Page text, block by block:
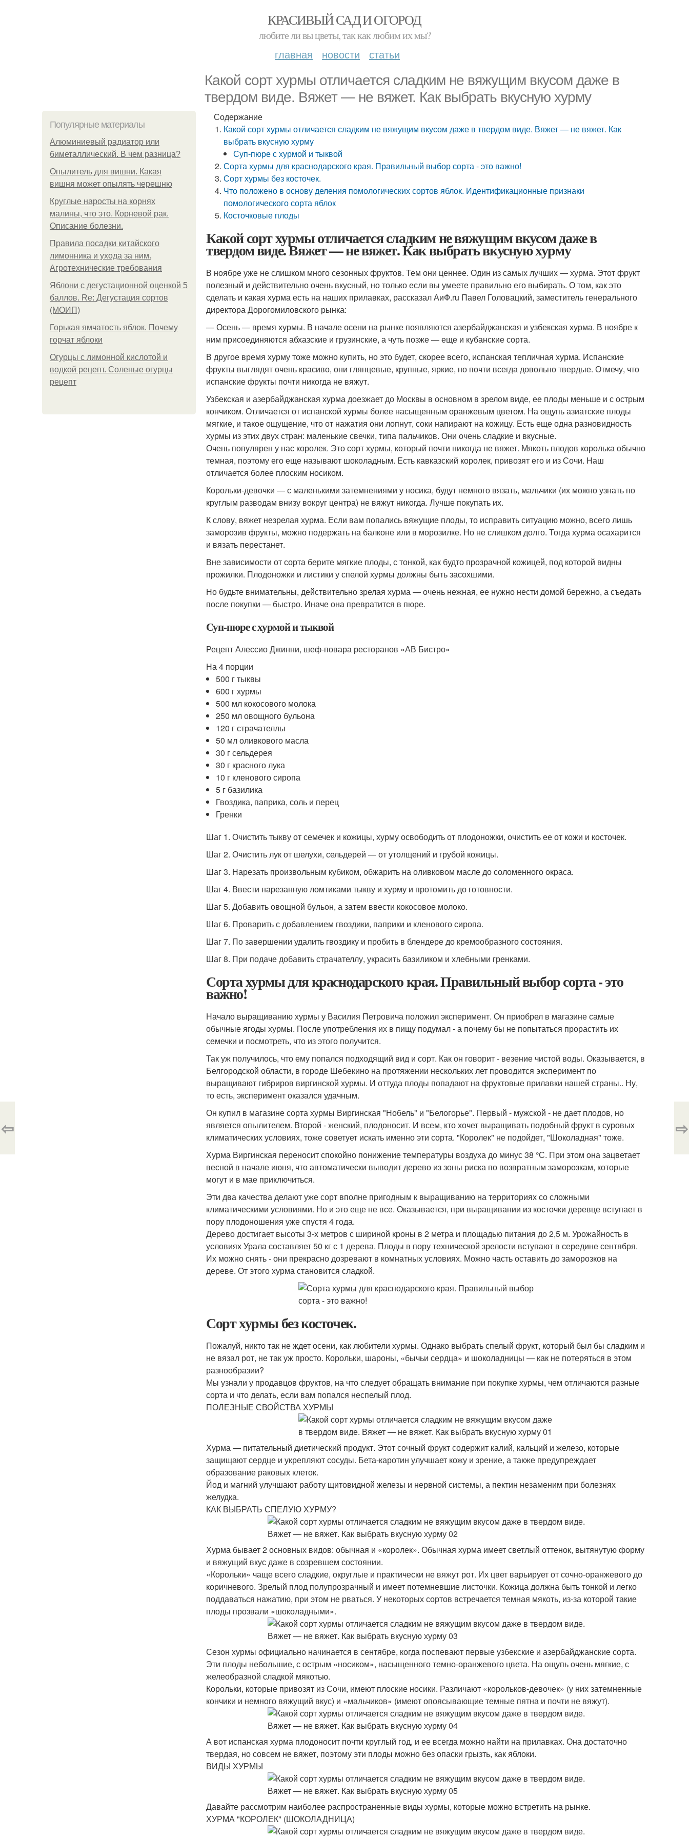
КРАСИВЫЙ САД И ОГОРОД
любите ли вы цветы, так как любим их мы?
главная новости статьи
Какой сорт хурмы отличается сладким не вяжущим вкусом даже в
твердом виде. Вяжет — не вяжет. Как выбрать вкусную хурму
Популярные материалы
Алюминиевый радиатор или
биметаллический. В чем разница?
Опылитель для вишни. Какая
вишня может опылять черешню
Круглые наросты на корнях
малины, что это. Корневой рак.
Описание болезни.
Правила посадки китайского
лимонника и ухода за ним.
Агротехнические требования
Яблони с дегустационной оценкой 5
баллов. Re: Дегустация сортов
(МОИП)
Горькая ямчатость яблок. Почему
горчат яблоки
Огурцы с лимонной кислотой и
водкой рецепт. Соленые огурцы
рецепт
Содержание
Какой сорт хурмы отличается сладким не вяжущим вкусом даже в твердом виде. Вяжет — не вяжет. Как
выбрать вкусную хурму
Суп-пюре с хурмой и тыквой
Сорта хурмы для краснодарского края. Правильный выбор сорта - это важно!
Сорт хурмы без косточек.
Что положено в основу деления помологических сортов яблок. Идентификационные признаки
помологического сорта яблок
Косточковые плоды
Какой сорт хурмы отличается сладким не вяжущим вкусом даже в
твердом виде. Вяжет — не вяжет. Как выбрать вкусную хурму
В ноябре уже не слишком много сезонных фруктов. Тем они ценнее. Один из самых лучших — хурма. Этот фрукт
полезный и действительно очень вкусный, но только если вы умеете правильно его выбирать. О том, как это
сделать и какая хурма есть на наших прилавках, рассказал АиФ.ru Павел Головацкий, заместитель генерального
директора Дорогомиловского рынка:
— Осень — время хурмы. В начале осени на рынке появляются азербайджанская и узбекская хурма. В ноябре к
ним присоединяются абхазские и грузинские, а чуть позже — еще и кубанские сорта.
В другое время хурму тоже можно купить, но это будет, скорее всего, испанская тепличная хурма. Испанские
фрукты выглядят очень красиво, они глянцевые, крупные, яркие, но почти всегда довольно твердые. Отмечу, что
испанские фрукты почти никогда не вяжут.
Узбекская и азербайджанская хурма доезжает до Москвы в основном в зрелом виде, ее плоды меньше и с острым
кончиком. Отличается от испанской хурмы более насыщенным оранжевым цветом. На ощупь азиатские плоды
мягкие, и такое ощущение, что от нажатия они лопнут, соки напирают на кожицу. Есть еще одна разновидность
хурмы из этих двух стран: маленькие свечки, типа пальчиков. Они очень сладкие и вкусные.
Очень популярен у нас королек. Это сорт хурмы, который почти никогда не вяжет. Мякоть плодов королька обычно
темная, поэтому его еще называют шоколадным. Есть кавказский королек, привозят его и из Сочи. Наш
отличается более плоским носиком.
Корольки-девочки — с маленькими затемнениями у носика, будут немного вязать, мальчики (их можно узнать по
круглым разводам внизу вокруг центра) не вяжут никогда. Лучше покупать их.
К слову, вяжет незрелая хурма. Если вам попались вяжущие плоды, то исправить ситуацию можно, всего лишь
заморозив фрукты, можно подержать на балконе или в морозилке. Но не слишком долго. Тогда хурма осахарится
и вязать перестанет.
Вне зависимости от сорта берите мягкие плоды, с тонкой, как будто прозрачной кожицей, под которой видны
прожилки. Плодоножки и листики у спелой хурмы должны быть засохшими.
Но будьте внимательны, действительно зрелая хурма — очень нежная, ее нужно нести домой бережно, а съедать
после покупки — быстро. Иначе она превратится в пюре.
Суп-пюре с хурмой и тыквой
Рецепт Алессио Джинни, шеф-повара ресторанов «АВ Бистро»
На 4 порции
500 г тыквы
600 г хурмы
500 мл кокосового молока
250 мл овощного бульона
120 г страчателлы
50 мл оливкового масла
30 г сельдерея
30 г красного лука
10 г кленового сиропа
5 г базилика
Гвоздика, паприка, соль и перец
Гренки
Шаг 1. Очистить тыкву от семечек и кожицы, хурму освободить от плодоножки, очистить ее от кожи и косточек.
Шаг 2. Очистить лук от шелухи, сельдерей — от утолщений и грубой кожицы.
Шаг 3. Нарезать произвольным кубиком, обжарить на оливковом масле до соломенного окраса.
Шаг 4. Ввести нарезанную ломтиками тыкву и хурму и протомить до готовности.
Шаг 5. Добавить овощной бульон, а затем ввести кокосовое молоко.
Шаг 6. Проварить с добавлением гвоздики, паприки и кленового сиропа.
Шаг 7. По завершении удалить гвоздику и пробить в блендере до кремообразного состояния.
Шаг 8. При подаче добавить страчателлу, украсить базиликом и хлебными гренками.
Сорта хурмы для краснодарского края. Правильный выбор сорта - это
важно!
Начало выращиванию хурмы у Василия Петровича положил эксперимент. Он приобрел в магазине самые
обычные ягоды хурмы. После употребления их в пищу подумал - а почему бы не попытаться прорастить их
семечки и посмотреть, что из этого получится.
Так уж получилось, что ему попался подходящий вид и сорт. Как он говорит - везение чистой воды. Оказывается, в
Белгородской области, в городе Шебекино на протяжении нескольких лет проводится эксперимент по
выращивают гибриров виргинской хурмы. И оттуда плоды попадают на фруктовые прилавки нашей страны.. Ну,
то есть, эксперимент оказался удачным.
Он купил в магазине сорта хурмы Виргинская "Нобель" и "Белогорье". Первый - мужской - не дает плодов, но
является опылителем. Второй - женский, плодоносит. И всем, кто хочет выращивать подобный фрукт в суровых
климатических условиях, тоже советует искать именно эти сорта. "Королек" не подойдет, "Шоколадная" тоже.
Хурма Виргинская переносит спокойно понижение температуры воздуха до минус 38 °С. При этом она зацветает
весной в начале июня, что автоматически выводит дерево из зоны риска по возвратным заморозкам, которые
могут и в мае приключиться.
Эти два качества делают уже сорт вполне пригодным к выращиванию на территориях со сложными
климатическими условиями. Но и это еще не все. Оказывается, при выращивании из косточки деревце вступает в
пору плодоношения уже спустя 4 года.
Дерево достигает высоты 3-х метров с шириной кроны в 2 метра и площадью питания до 2,5 м. Урожайность в
условиях Урала составляет 50 кг с 1 дерева. Плоды в пору технической зрелости вступают в середине сентября.
Их можно снять - они прекрасно дозревают в комнатных условиях. Можно часть оставить до заморозков на
дереве. От этого хурма становится сладкой.
Сорт хурмы без косточек.
Пожалуй, никто так не ждет осени, как любители хурмы. Однако выбрать спелый фрукт, который был бы сладким и
не вязал рот, не так уж просто. Корольки, шароны, «бычьи сердца» и шоколадницы — как не потеряться в этом
разнообразии?
Мы узнали у продавцов фруктов, на что следует обращать внимание при покупке хурмы, чем отличаются разные
сорта и что делать, если вам попался неспелый плод.
ПОЛЕЗНЫЕ СВОЙСТВА ХУРМЫ
Хурма — питательный диетический продукт. Этот сочный фрукт содержит калий, кальций и железо, которые
защищают сердце и укрепляют сосуды. Бета-каротин улучшает кожу и зрение, а также предупреждает
образование раковых клеток.
Йод и магний улучшают работу щитовидной железы и нервной системы, а пектин незаменим при болезнях
желудка.
КАК ВЫБРАТЬ СПЕЛУЮ ХУРМУ?
Хурма бывает 2 основных видов: обычная и «королек». Обычная хурма имеет светлый оттенок, вытянутую форму
и вяжущий вкус даже в созревшем состоянии.
«Корольки» чаще всего сладкие, округлые и практически не вяжут рот. Их цвет варьирует от сочно-оранжевого до
коричневого. Зрелый плод полупрозрачный и имеет потемневшие листочки. Кожица должна быть тонкой и легко
поддаваться нажатию, при этом не рваться. У некоторых сортов встречается темная мякоть, из-за которой такие
плоды прозвали «шоколадными».
Сезон хурмы официально начинается в сентябре, когда поспевают первые узбекские и азербайджанские сорта.
Эти плоды небольшие, с острым «носиком», насыщенного темно-оранжевого цвета. На ощупь очень мягкие, с
желеобразной сладкой мякотью.
Корольки, которые привозят из Сочи, имеют плоские носики. Различают «корольков-девочек» (у них затемненные
кончики и немного вяжущий вкус) и «мальчиков» (имеют опоясывающие темные пятна и почти не вяжут).
А вот испанская хурма плодоносит почти круглый год, и ее всегда можно найти на прилавках. Она достаточно
твердая, но совсем не вяжет, поэтому эти плоды можно без опаски грызть, как яблоки.
ВИДЫ ХУРМЫ
Давайте рассмотрим наиболее распространенные виды хурмы, которые можно встретить на рынке.
ХУРМА "КОРОЛЕК" (ШОКОЛАДНИЦА)
⇦ ⇨